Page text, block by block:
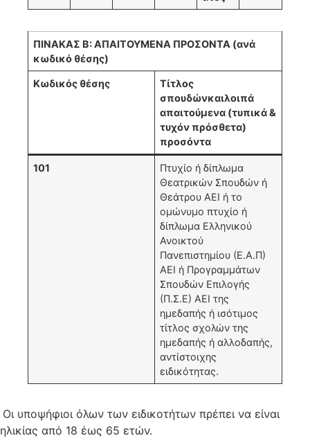
ΠΙΝΑΚΑΣ Β: ΑΠΑΙΤΟΥΜΕΝΑ ΠΡΟΣΟΝΤΑ (ανά
κωδικό θέσης)
Κωδικός θέσης
Τίτλος
σπουδώνκαιλοιπά
απαιτούμενα (τυπικά &
τυχόν πρόσθετα)
προσόντα
101
Πτυχίο ή δίπλωμα
Θεατρικών Σπουδών ή
Θεάτρου ΑΕΙ ή το
ομώνυμο πτυχίο ή
δίπλωμα Ελληνικού
Ανοικτού
Πανεπιστημίου (Ε.Α.Π)
ΑΕΙ ή Προγραμμάτων
Σπουδών Επιλογής
(Π.Σ.Ε) ΑΕΙ της
ημεδαπής ή ισότιμος
τίτλος σχολών της
ημεδαπής ή αλλοδαπής,
αντίστοιχης
ειδικότητας.
Οι υποψήφιοι όλων των ειδικοτήτων πρέπει να είναι
ηλικίας από 18 έως 65 ετών.